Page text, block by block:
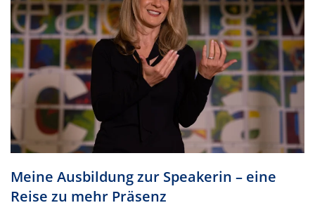
Meine Ausbildungzur Speakerin – eine
Reise zu mehr Präsenz